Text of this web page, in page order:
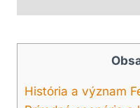
História a význam